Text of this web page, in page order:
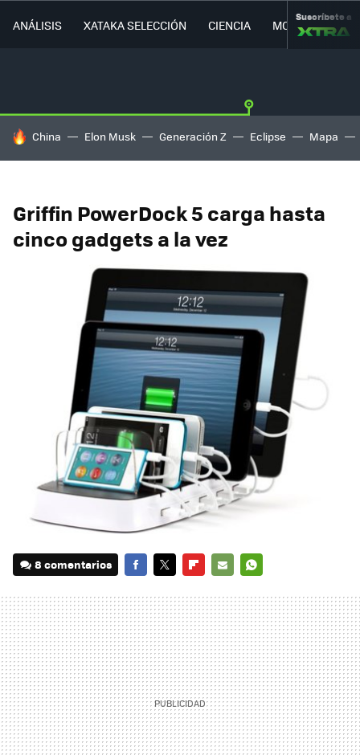
ANÁLISIS XATAKA SELECCIÓN CIENCIA MOVILIDAD
Suscríbete a
HOY SE HABLA DE
China Elon Musk Generación Z Eclipse Mapa
Griffin PowerDock 5 carga hasta
cinco gadgets a la vez
8 comentarios
MAIL